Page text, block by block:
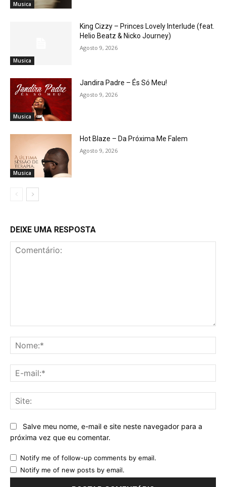
Musica
Musica
King Cizzy – Princes Lovely Interlude (feat.
Helio Beatz & Nicko Journey)
Agosto 9, 2026
Musica
Jandira Padre – És Só Meu!
Agosto 9, 2026
Musica
Hot Blaze – Da Próxima Me Falem
Agosto 9, 2026
DEIXE UMA RESPOSTA
Salve meu nome, e-mail e site neste navegador para a
próxima vez que eu comentar.
Notify me of follow-up comments by email.
Notify me of new posts by email.